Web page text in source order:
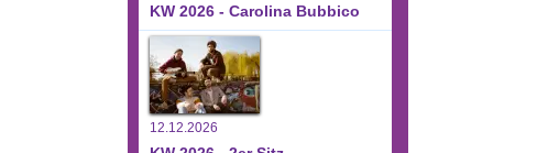
KW 2026 - Carolina Bubbico
12.12.2026